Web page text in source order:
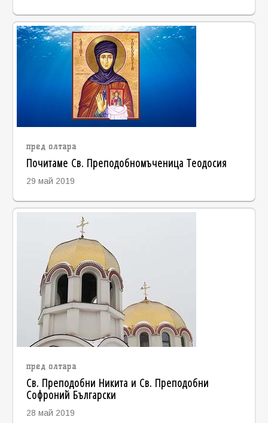
пред олтара
Почитаме Св. Преподобномъченица Теодосия
29 май 2019
пред олтара
Св. Преподобни Никита и Св. Преподобни
Софроний Български
28 май 2019